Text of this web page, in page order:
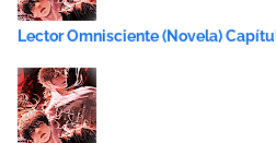
Lector Omnisciente (Novela)